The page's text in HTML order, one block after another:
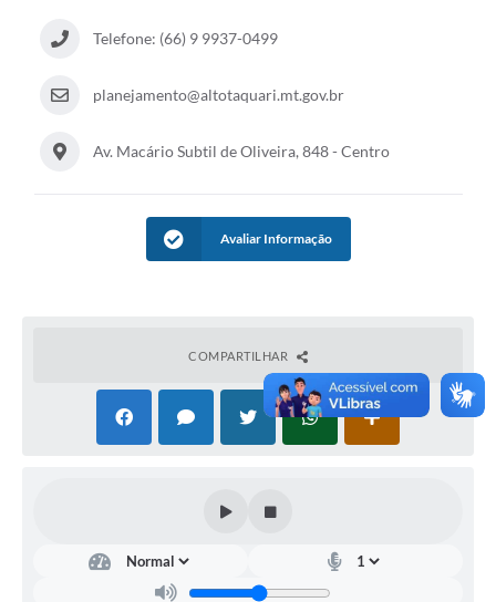
Telefone: (66) 9 9937-0499
planejamento@altotaquari.mt.gov.br
Av. Macário Subtil de Oliveira, 848 - Centro
Avaliar Informação
COMPARTILHAR